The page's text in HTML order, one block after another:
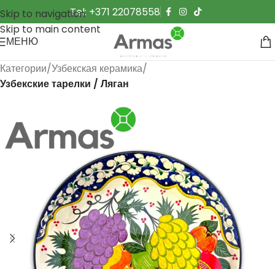
Skip to navigation
Skip to main content
Tel: +371 22078558
МЕНЮ
Категории Узбекская керамика
Узбекские тарелки / Ляган